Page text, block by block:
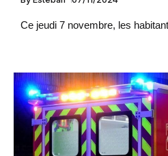
Ce jeudi 7 novembre, les